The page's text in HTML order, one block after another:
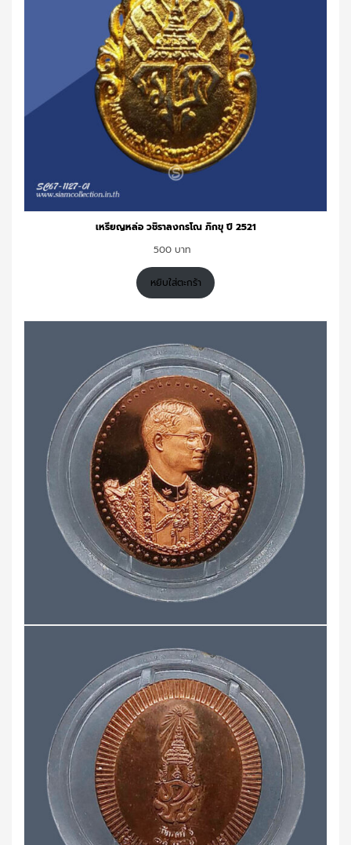
เหรียญหล่อ วชิราลงกรโณ ภิกขุ ปี 2521
500
หยิบใส่ตะกร้า